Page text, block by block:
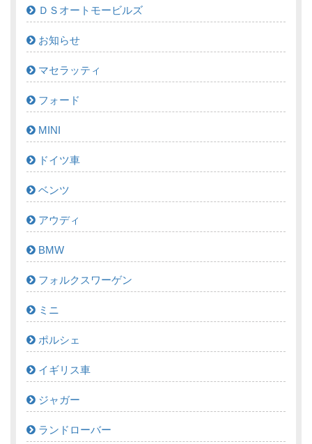
ＤＳオートモービルズ
お知らせ
マセラッティ
フォード
MINI
ドイツ車
ベンツ
アウディ
BMW
フォルクスワーゲン
ミニ
ポルシェ
イギリス車
ジャガー
ランドローバー